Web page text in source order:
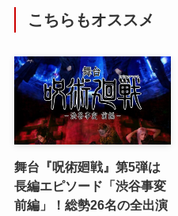
こちらもオススメ
舞台『呪術廻戦』第5弾は
長編エピソード「渋谷事変
前編」！総勢26名の全出演